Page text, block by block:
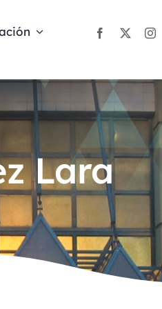
Lara